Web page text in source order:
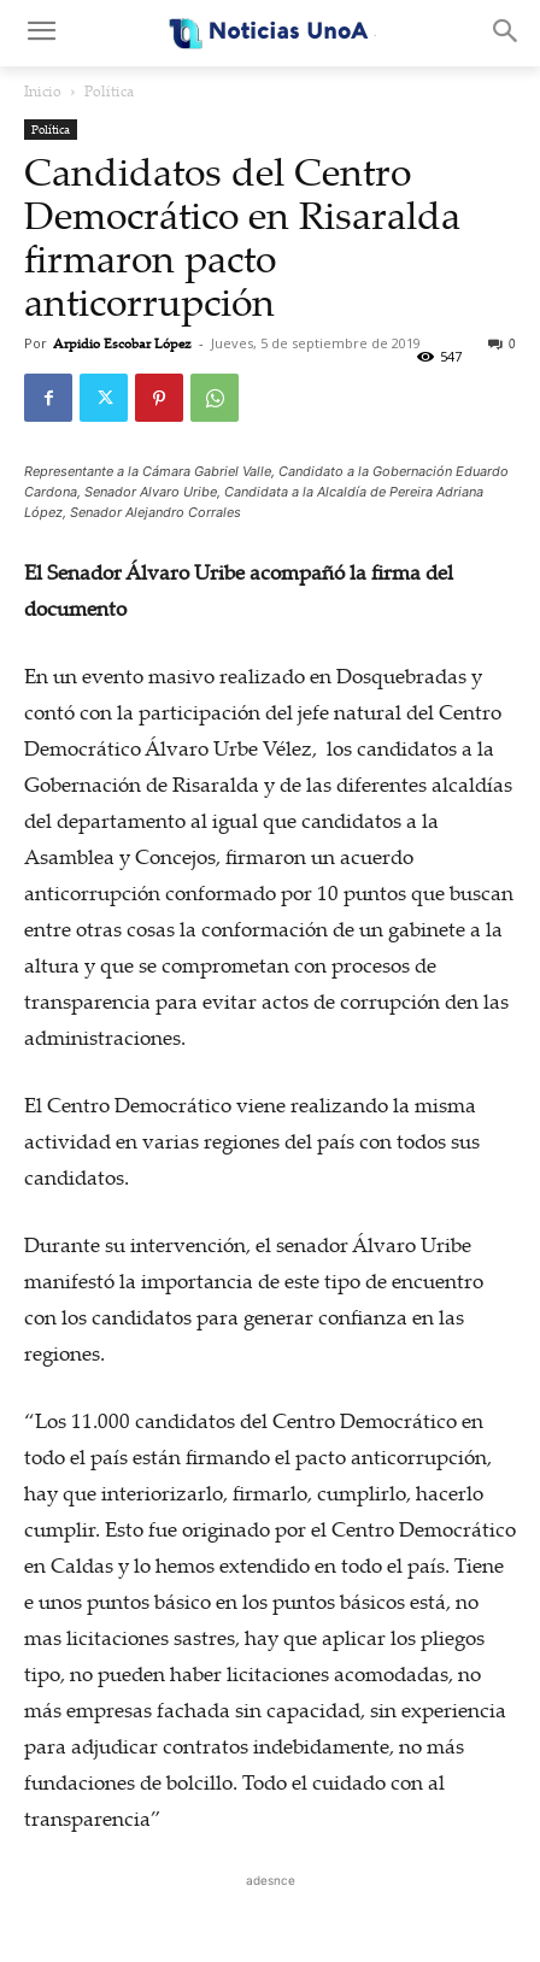
Inicio Política
Política
Candidatos del Centro
Democrático en Risaralda
firmaron pacto
anticorrupción
Por Arpidio Escobar López - Jueves, 5 de septiembre de 2019 0
547
Representante a la Cámara Gabriel Valle, Candidato a la Gobernación Eduardo
Cardona, Senador Alvaro Uribe, Candidata a la Alcaldía de Pereira Adriana
López, Senador Alejandro Corrales
El Senador Álvaro Uribe acompañó la firma del
documento
En un evento masivo realizado en Dosquebradas y
contó con la participación del jefe natural del Centro
Democrático Álvaro Urbe Vélez, los candidatos a la
Gobernación de Risaralda y de las diferentes alcaldías
del departamento al igual que candidatos a la
Asamblea y Concejos, firmaron un acuerdo
anticorrupción conformado por 10 puntos que buscan
entre otras cosas la conformación de un gabinete a la
altura y que se comprometan con procesos de
transparencia para evitar actos de corrupción den las
administraciones.
El Centro Democrático viene realizando la misma
actividad en varias regiones del país con todos sus
candidatos.
Durante su intervención, el senador Álvaro Uribe
manifestó la importancia de este tipo de encuentro
con los candidatos para generar confianza en las
regiones.
“Los 11.000 candidatos del Centro Democrático en
todo el país están firmando el pacto anticorrupción,
hay que interiorizarlo, firmarlo, cumplirlo, hacerlo
cumplir. Esto fue originado por el Centro Democrático
en Caldas y lo hemos extendido en todo el país. Tiene
e unos puntos básico en los puntos básicos está, no
mas licitaciones sastres, hay que aplicar los pliegos
tipo, no pueden haber licitaciones acomodadas, no
más empresas fachada sin capacidad, sin experiencia
para adjudicar contratos indebidamente, no más
fundaciones de bolcillo. Todo el cuidado con al
transparencia”
adesnce